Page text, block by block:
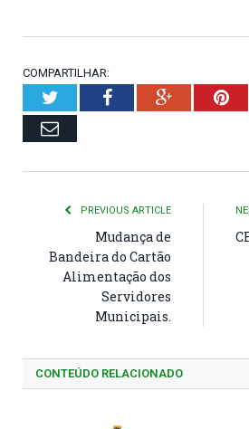
COMPARTILHAR:
TwitterFacebookGoogle+
Email
PREVIOUS ARTICLE
Mudança de
Bandeira do Cartão
Alimentação dos
Servidores
Municipais.
CONTEÚDO RELACIONADO